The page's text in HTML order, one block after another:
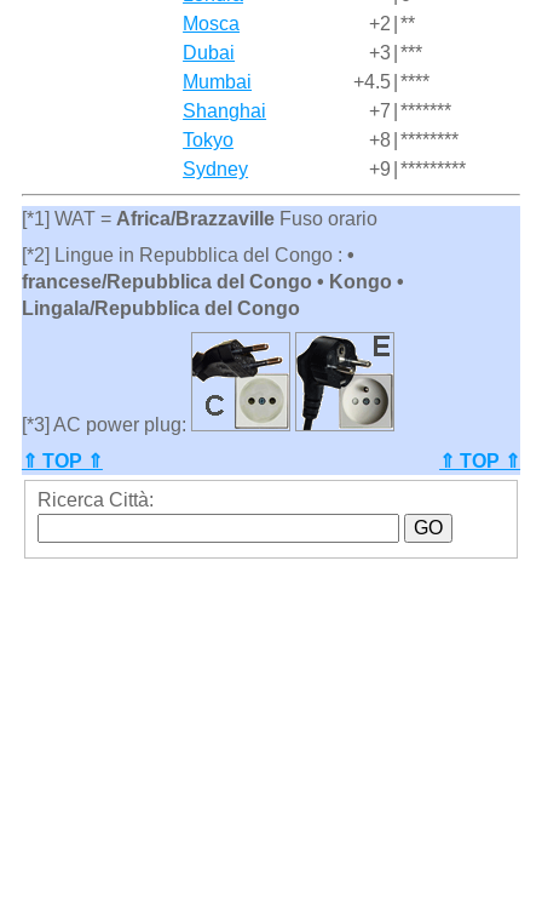
Mosca
+2 **
Dubai
+3 ***
Mumbai
+4.5 ****
Shanghai
+7 *******
Tokyo
+8 ********
Sydney
+9 *********
[*1] WAT = Africa/BrazzavilleFuso orario
[*2] Lingue in Repubblica del Congo : •
francese/Repubblica del Congo • Kongo •
Lingala/Repubblica del Congo
[*3] AC power plug:
⇑ TOP ⇑
⇑ TOP ⇑
Ricerca Città: